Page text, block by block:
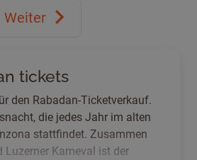
Weiter
tickets
den Rabadan-Ticketverkauf.
die jedes Jahr im alten
stattfindet. Zusammen
Luzerner Karneval ist der